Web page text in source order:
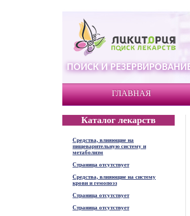
ПОИСК И
ГЛАВНАЯ
Каталог лекарств
Средства, влияющие на
пищеварительную систему и
метаболизм
Страница отсутствует
Средства, влияющие на систему
крови и гемопоэз
Страница отсутствует
Страница отсутствует